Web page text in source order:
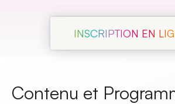
INSCRIPTION EN
Contenu et